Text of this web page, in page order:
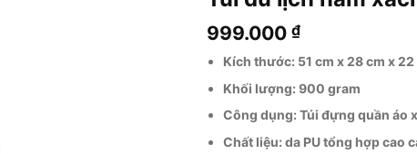
999.000 ₫
Kích thước: 51 cm x 28 cm x 22
Khối lượng: 900 gram
Công dụng: Túi đựng quần áo
Chất liệu: da PU tổng hợp cao